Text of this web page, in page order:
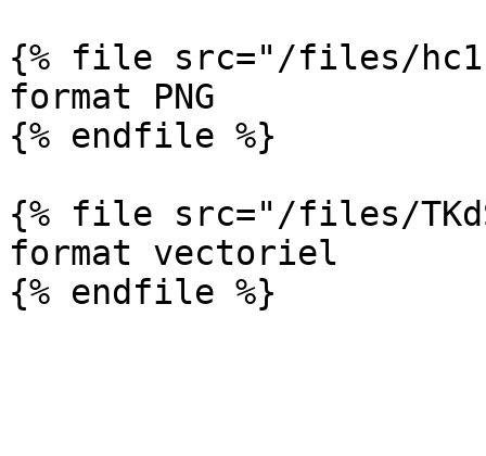
{% file src="/files/
format PNG
{% endfile %}
{% file src="/files/
format vectoriel